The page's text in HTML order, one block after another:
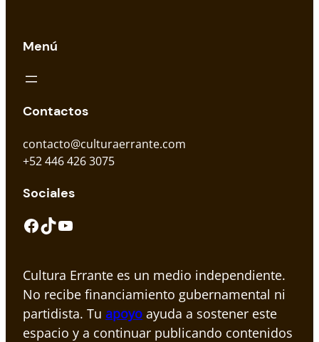
Menú
Contactos
contacto@culturaerrante.com
+52 446 426 3075
Sociales
Facebook TikTok YouTube
Cultura Errante es un medio independiente.
No recibe financiamiento gubernamental ni
partidista. Tu apoyo ayuda a sostener este
espacio y a continuar publicando contenidos